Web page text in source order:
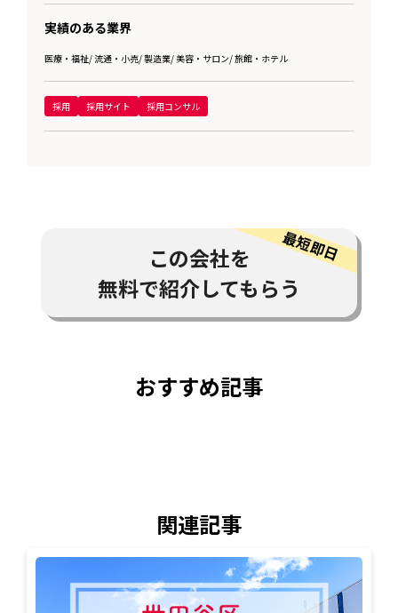
実績のある業界
医療・福祉/流通・小売/製造業/美容・サロン/旅館・ホテル
採用 採用サイト 採用コンサル
この会社を
無料で紹介してもらう
おすすめ記事
関連記事